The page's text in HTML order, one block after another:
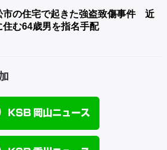
市の住宅で起きた強盗致傷事件 近
住む64歳男を指名手配